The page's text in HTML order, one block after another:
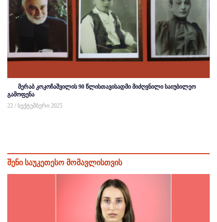
მერაბ კოკოჩაშვილის 90 წლისთავისადმი მიძღვნილი საიუბილეო
გამოფენა
22 / სექტემბერი 2025
შენი საუკეთესო მომავლისთვის